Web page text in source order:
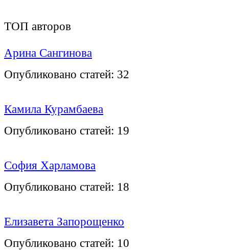
ТОП авторов
Арина Сангинова
Опубликовано статей: 32
Камила Курамбаева
Опубликовано статей: 19
София Харламова
Опубликовано статей: 18
Елизавета Запорощенко
Опубликовано статей: 10